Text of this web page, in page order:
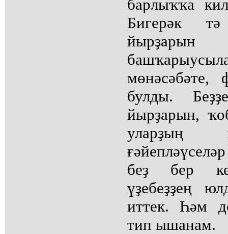
барлыҡҡа
Бигерәк
мөнәсәбәте,
булды.
йырҙарын,
уларҙың
беҙ бер
үҙебеҙҙең
иттек. Һәм
тип ышанам.